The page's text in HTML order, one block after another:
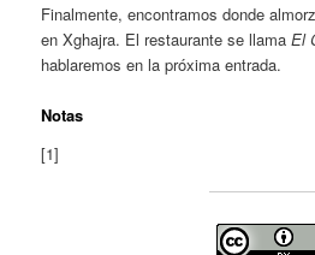
Finalmente, encontramos donde
en Xghajra. El restaurante se llamaEl
hablaremos en la próxima entrada.
Notas
[1]